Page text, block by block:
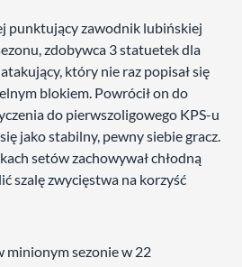
punktujący zawodnik lubińskiej
zdobywca 3 statuetek dla
który nie raz popisał się
blokiem. Powrócił on do
do pierwszoligowego KPS-u
jako stabilny, pewny siebie gracz.
setów zachowywał chłodną
szalę zwycięstwa na korzyść
minionym sezonie w 22